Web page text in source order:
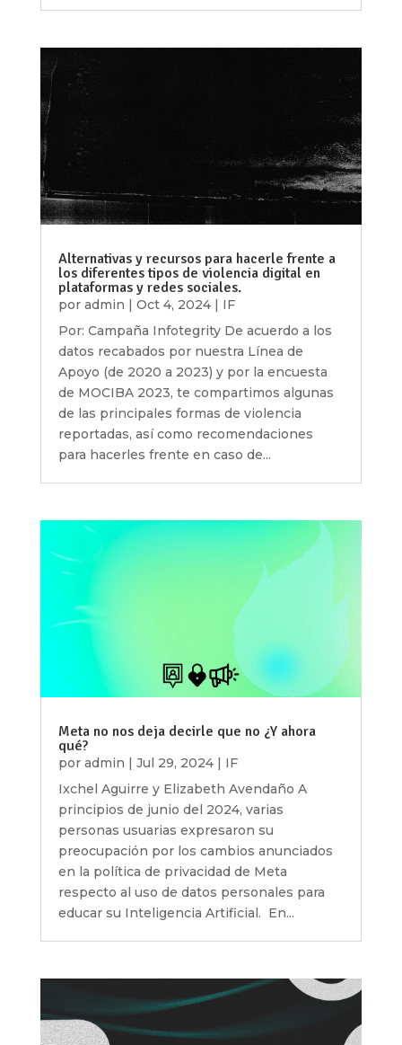
Alternativas y recursos para hacerle frente a
los diferentes tipos de violencia digital en
plataformas y redes sociales.
por admin | Oct 4, 2024| IF
Por: Campaña Infotegrity De acuerdo a los
datos recabados por nuestra Línea de
Apoyo (de 2020 a 2023) y por la encuesta
de MOCIBA 2023, te compartimos algunas
de las principales formas de violencia
reportadas, así como recomendaciones
para hacerles frente en caso de...
Meta no nos deja decirle que no ¿Y ahora
qué?
por admin | Jul 29, 2024| IF
Ixchel Aguirre y Elizabeth Avendaño A
principios de junio del 2024, varias
personas usuarias expresaron su
preocupación por los cambios anunciados
en la política de privacidad de Meta
respecto al uso de datos personales para
educar su Inteligencia Artificial. En...